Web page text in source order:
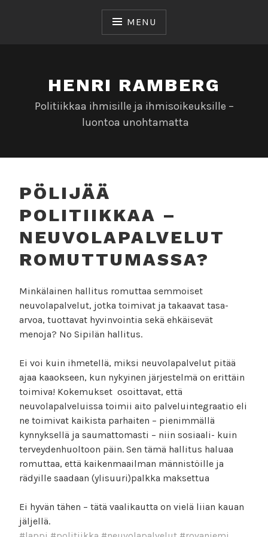
MENU
HENRI RAMBERG
Politiikkaa ihmisille ja ihmisoikeuksille –
luontoa unohtamatta
PÖLIJÄÄ
POLITIIKKAA –
NEUVOLAPALVELUT
ROMUTTUMASSA?
Minkälainen hallitus romuttaa semmoiset
neuvolapalvelut, jotka toimivat ja takaavat tasa-
arvoa, tuottavat hyvinvointia sekä ehkäisevät
menoja? No Sipilän hallitus.
Ei voi kuin ihmetellä, miksi neuvolapalvelut pitää
ajaa kaaokseen, kun nykyinen järjestelmä on erittäin
toimiva! Kokemukset osoittavat, että
neuvolapalveluissa toimii aito palveluintegraatio eli
ne toimivat kaikista parhaiten – pienimmällä
kynnyksellä ja saumattomasti – niin sosiaali- kuin
terveydenhuoltoon päin. Sen tämä hallitus haluaa
romuttaa, että kaikenmaailman männistöille ja
rädyille saadaan (ylisuuri)palkka maksettua
Ei hyvän tähen – tätä vaalikautta on vielä liian kauan
jäljellä.